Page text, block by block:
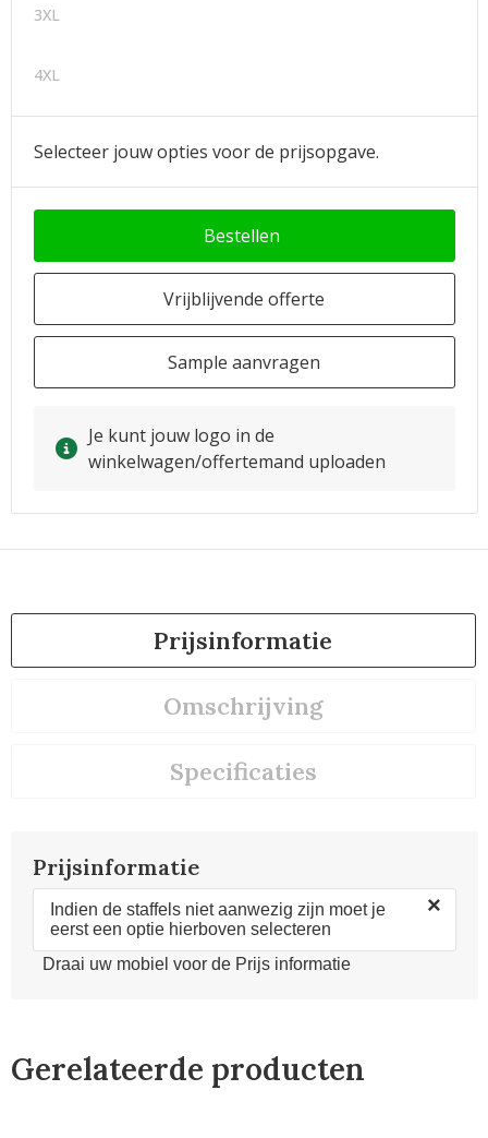
3XL
4XL
Selecteer jouw opties voor de prijsopgave.
Bestellen
Vrijblijvende offerte
Sample aanvragen
Je kunt jouw logo in de
winkelwagen/offertemand uploaden
Prijsinformatie
Omschrijving
Specificaties
Prijsinformatie
Indien de staffels niet aanwezig zijn moet je
eerst een optie hierboven selecteren
×
Draai uw mobiel voor de Prijs informatie
Gerelateerde producten